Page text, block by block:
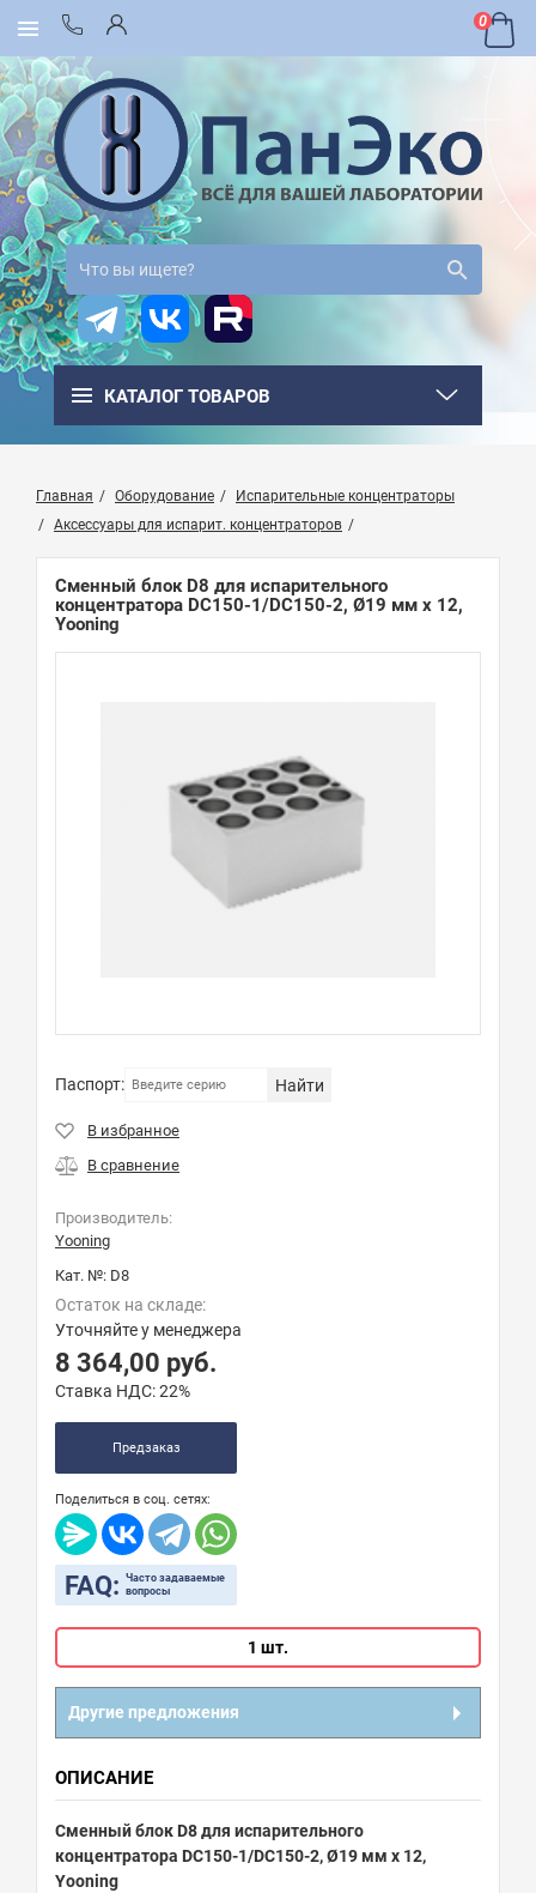
0
КАТАЛОГ ТОВАРОВ
Главная Оборудование
Испарительные концентраторы
Аксессуары для испарит. концентраторов
Сменный блок D8 для испарительного
концентратора DC150-1/DC150-2, Ø19 мм х 12,
Yooning
Паспорт: Найти
Производитель:
Yooning
Кат. №: D8
Остаток на складе:
Уточняйте у менеджера
8 364,00 руб.
Ставка НДС:22%
Предзаказ
Поделиться в соц. сетях:
FAQ: Часто задаваемые
вопросы
1 шт.
Другие предложения
ОПИСАНИЕ
Сменный блок D8 для испарительного
концентратора DC150-1/DC150-2, Ø19 мм х 12,
Yooning